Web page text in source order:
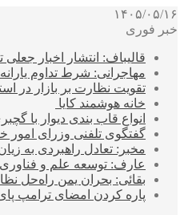
۱۴۰۵/۰۵/۱۶
خبر فوری
قالیباف: انتشار اخبار
مهاجرانی: شرط تداوم
تقویت نظارت بر بازار در
خانه هوشمند کایا
انواع قاب بندی دیوار با
گفتگوی تلفنی وزرای امور
مخبر: تعادل راهبردی به
عارف: توسعه علم و
بقائی: بحران یمن راه‌حل
پاره کردن امضای ترامپ